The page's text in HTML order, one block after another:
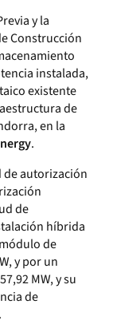
y la
Construcción
instalada,
existente
de
en la
.
autorización
de
híbrida
de
y por un
MW, y su
de
.